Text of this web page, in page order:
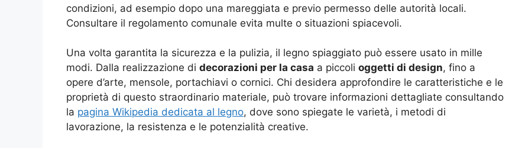
condizioni, ad esempio dopo una mareggiata e previo permesso delle autorità locali.
Consultare il regolamento comunale evita multe o situazioni spiacevoli.
Una volta garantita la sicurezza e la pulizia, il legno spiaggiato può essere usato in mille
modi. Dalla realizzazione di decorazioni per la casa a piccoli oggetti di design, fino a
opere d’arte, mensole, portachiavi o cornici. Chi desidera approfondire le caratteristiche e le
proprietà di questo straordinario materiale, può trovare informazioni dettagliate consultando
la pagina Wikipedia dedicata al legno, dove sono spiegate le varietà, i metodi di
lavorazione, la resistenza e le potenzialità creative.